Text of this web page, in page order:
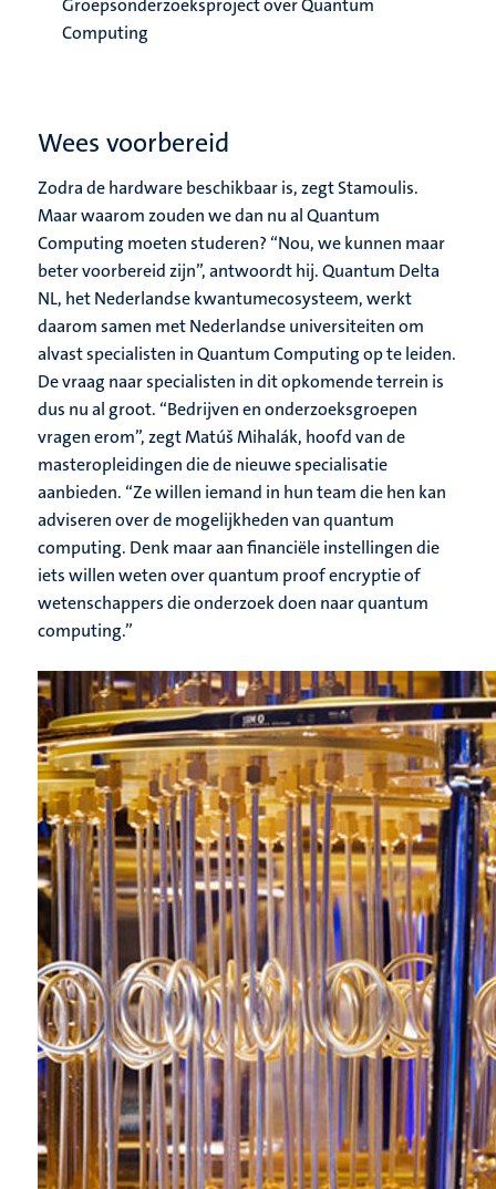
Groepsonderzoeksproject over Quantum
Computing
Wees voorbereid
Zodra de hardware beschikbaar is, zegt Stamoulis.
Maar waarom zouden we dan nu al Quantum
Computing moeten studeren? “Nou, we kunnen maar
beter voorbereid zijn”, antwoordt hij. Quantum Delta
NL, het Nederlandse kwantumecosysteem, werkt
daarom samen met Nederlandse universiteiten om
alvast specialisten in Quantum Computing op te leiden.
De vraag naar specialisten in dit opkomende terrein is
dus nu al groot. “Bedrijven en onderzoeksgroepen
vragen erom”, zegt Matúš Mihalák, hoofd van de
masteropleidingen die de nieuwe specialisatie
aanbieden. “Ze willen iemand in hun team die hen kan
adviseren over de mogelijkheden van quantum
computing. Denk maar aan financiële instellingen die
iets willen weten over quantum proof encryptie of
wetenschappers die onderzoek doen naar quantum
computing.”